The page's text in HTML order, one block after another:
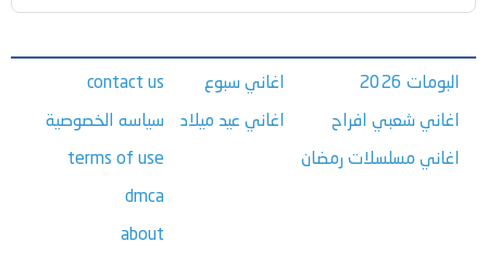
البومات 2026
اغاني شعبي افراح
اغاني مسلسلات رمضان
اغاني سبوع
اغاني عيد ميلاد
contact us
سياسه الخصوصية
terms of use
dmca
about